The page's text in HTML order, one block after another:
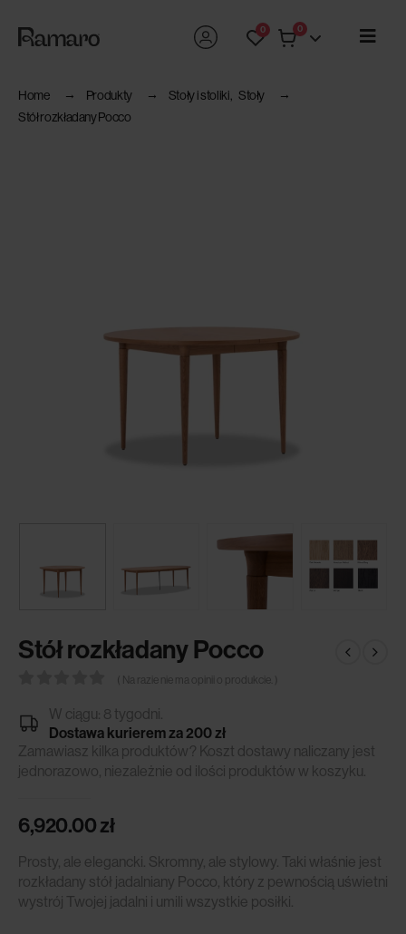
0 0
Home Produkty Stoły i stoliki
Stoły
Stół rozkładany Pocco
Stół rozkładany Pocco
( Na razie nie ma opinii o produkcie. )
W ciągu: 8 tygodni.
Dostawa kurierem za 200 zł
Zamawiasz kilka produktów? Koszt dostawy naliczany jest
jednorazowo, niezależnie od ilości produktów w koszyku.
6,920.00zł
Prosty, ale elegancki. Skromny, ale stylowy. Taki właśnie jest
rozkładany stół jadalniany Pocco, który z pewnością uświetni
wystrój Twojej jadalni i umili wszystkie posiłki.